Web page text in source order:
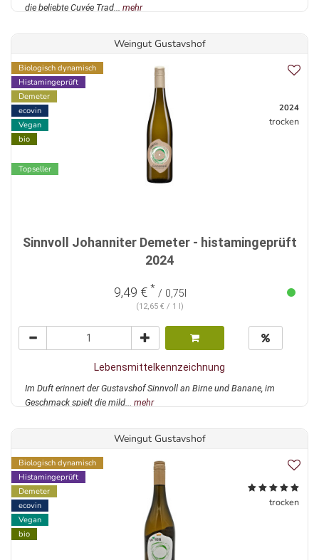
die beliebte Cuvée Trad... mehr
Weingut Gustavshof
Biologisch dynamisch
Histamingeprüft
Demeter
ecovin
Vegan
bio
Topseller
2024
trocken
Sinnvoll Johanniter Demeter - histamingeprüft
2024
9,49 € * / 0,75l
(12,65 € / 1 l)
Lebensmittelkennzeichnung
Im Duft erinnert der Gustavshof Sinnvoll an Birne und Banane, im
Geschmack spielt die mild... mehr
Weingut Gustavshof
Biologisch dynamisch
Histamingeprüft
Demeter
ecovin
Vegan
bio
trocken